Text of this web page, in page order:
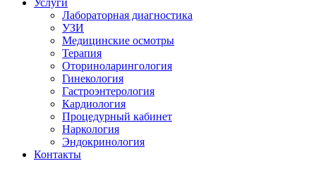
Услуги
Лабораторная диагностика
УЗИ
Медицинские осмотры
Терапия
Оториноларингология
Гинекология
Гастроэнтерология
Кардиология
Процедурный кабинет
Наркология
Эндокринология
Контакты